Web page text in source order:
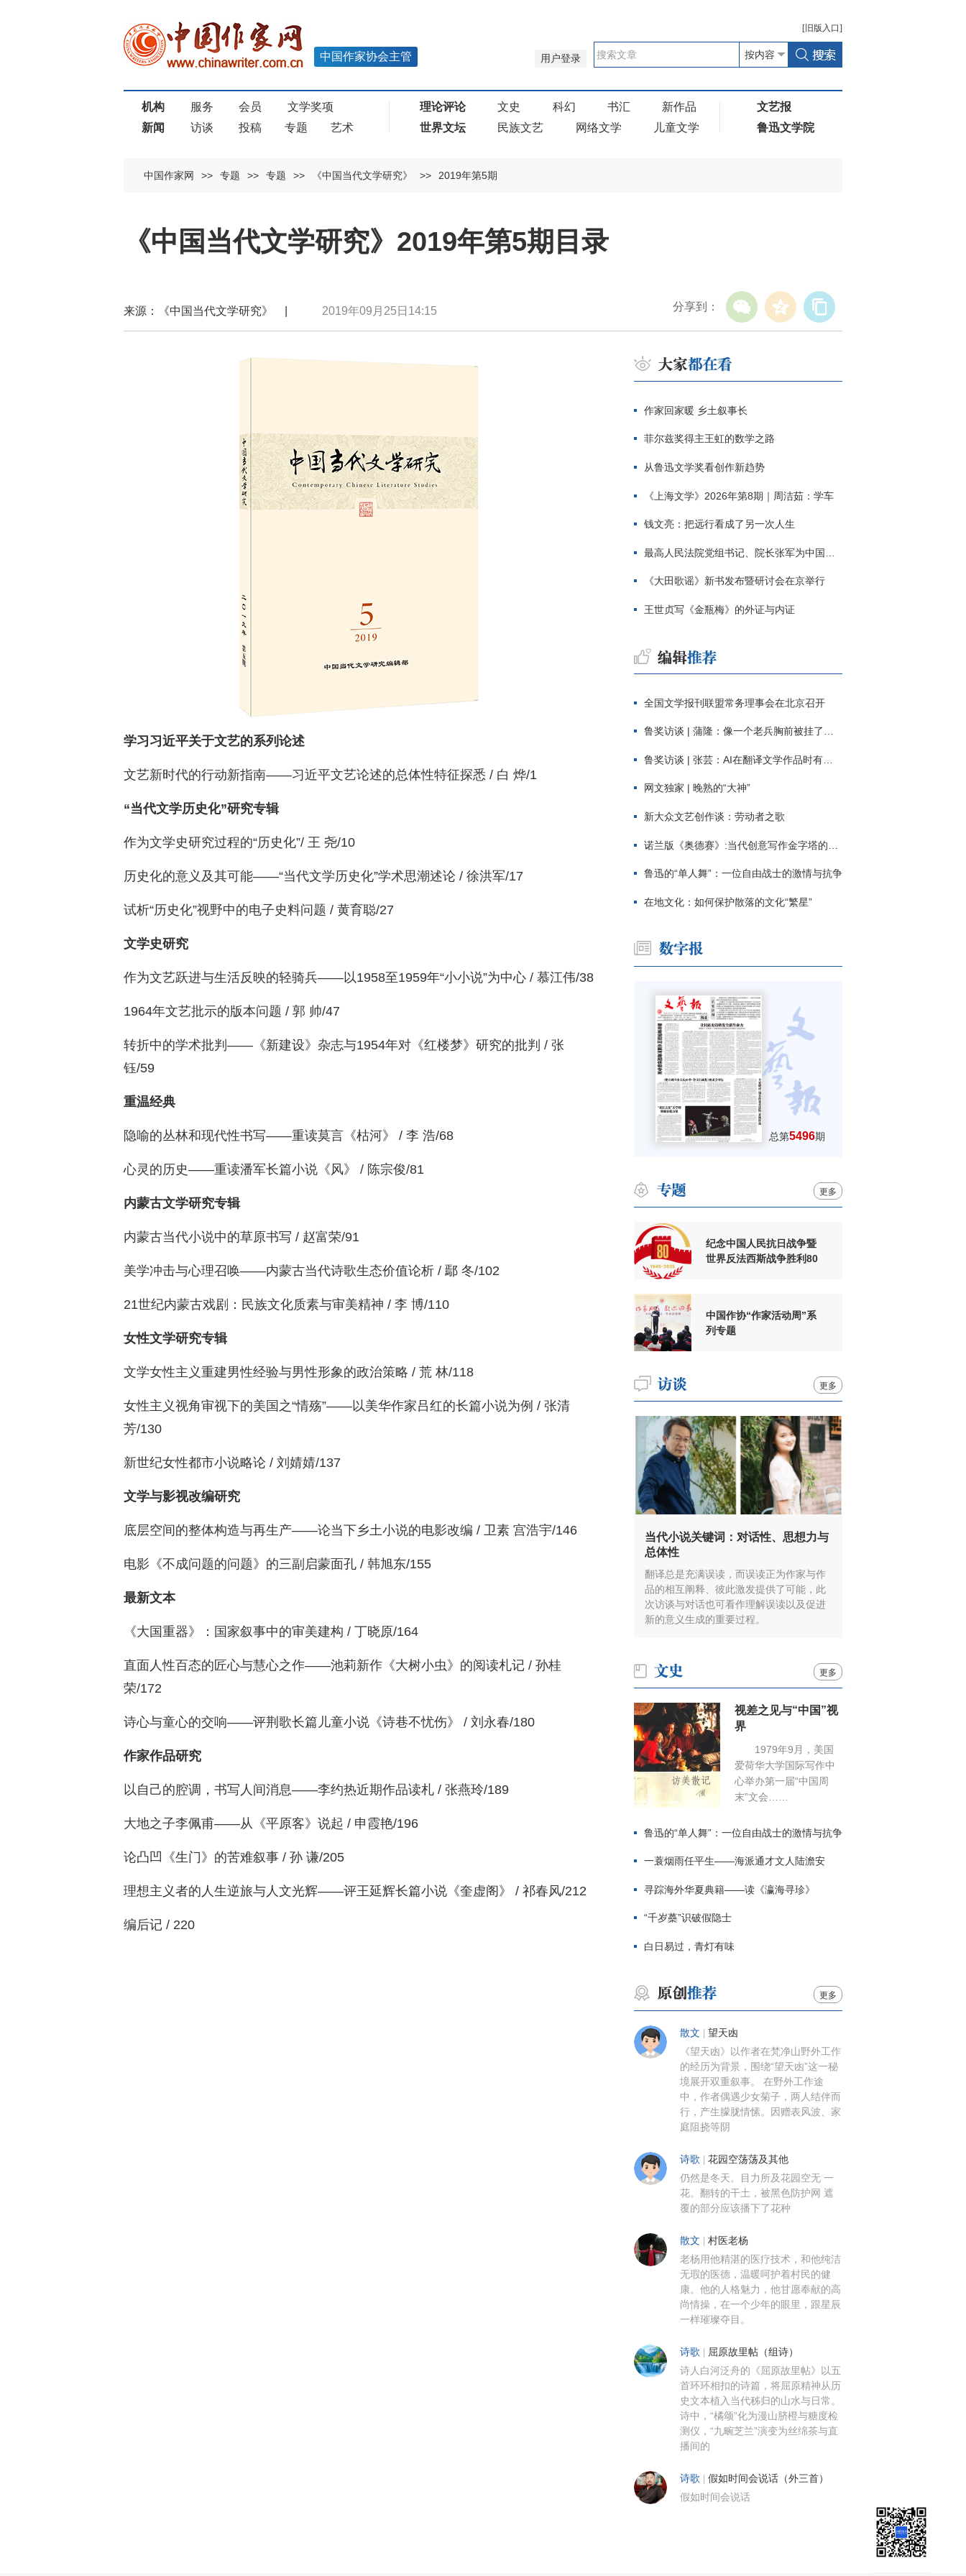
[ 旧版 入口]
用户登录
中国作家协会主管
机构 服务 会员
文学奖项
新闻
访谈 投稿 专题 艺术
理论评论 文史 科幻 书汇
新作品
世界文坛
民族文艺 网络文学 儿童文学
文艺报
鲁迅文学院
中国作家网 >> 专题 >> 专题 >> 《中国当代文学研究》 >> 2019年第5期
《中国当代文学研究》2019年第5期目录
分享到：
来源：《中国当代文学研究》 | 2019年09月25日14:15
学习习近平关于文艺的系列论述
文艺新时代的行动新指南——习近平文艺论述的总体性特征探悉 / 白 烨/1
“当代文学历史化”研究专辑
作为文学史研究过程的“历史化”/ 王 尧/10
历史化的意义及其可能——“当代文学历史化”学术思潮述论 / 徐洪军/17
试析“历史化”视野中的电子史料问题 / 黄育聪/27
文学史研究
作为文艺跃进与生活反映的轻骑兵——以1958至1959年“小小说”为中心 / 慕江伟/38
1964年文艺批示的版本问题 / 郭 帅/47
转折中的学术批判——《新建设》杂志与1954年对《红楼梦》研究的批判 / 张
钰/59
重温经典
隐喻的丛林和现代性书写——重读莫言《枯河》 / 李 浩/68
心灵的历史——重读潘军长篇小说《风》 / 陈宗俊/81
内蒙古文学研究专辑
内蒙古当代小说中的草原书写 / 赵富荣/91
美学冲击与心理召唤——内蒙古当代诗歌生态价值论析 / 鄢 冬/102
21世纪内蒙古戏剧：民族文化质素与审美精神 / 李 博/110
女性文学研究专辑
文学女性主义重建男性经验与男性形象的政治策略 / 荒 林/118
女性主义视角审视下的美国之“情殇”——以美华作家吕红的长篇小说为例 / 张清
芳/130
新世纪女性都市小说略论 / 刘婧婧/137
文学与影视改编研究
底层空间的整体构造与再生产——论当下乡土小说的电影改编 / 卫素 宫浩宇/146
电影《不成问题的问题》的三副启蒙面孔 / 韩旭东/155
最新文本
《大国重器》：国家叙事中的审美建构 / 丁晓原/164
直面人性百态的匠心与慧心之作——池莉新作《大树小虫》的阅读札记 / 孙桂
荣/172
诗心与童心的交响——评荆歌长篇儿童小说《诗巷不忧伤》 / 刘永春/180
作家作品研究
以自己的腔调，书写人间消息——李约热近期作品读札 / 张燕玲/189
大地之子李佩甫——从《平原客》说起 / 申霞艳/196
论凸凹《生门》的苦难叙事 / 孙 谦/205
理想主义者的人生逆旅与人文光辉——评王延辉长篇小说《奎虚阁》 / 祁春风/212
编后记 / 220
作家回家暖 乡土叙事长
菲尔兹奖得主王虹的数学之路
从鲁迅文学奖看创作新趋势
《上海文学》2026年第8期｜周洁茹：学车
钱文亮：把远行看成了另一次人生
最高人民法院党组书记、院长张军为中国作协干部大讲堂授课
《大田歌谣》新书发布暨研讨会在京举行
王世贞写《金瓶梅》的外证与内证
全国文学报刊联盟常务理事会在北京召开
鲁奖访谈 | 蒲隆：像一个老兵胸前被挂了一枚“红色英勇勋章”
鲁奖访谈 | 张芸：AI在翻译文学作品时有明显局限
网文独家 | 晚熟的“大神”
新大众文艺创作谈：劳动者之歌
诺兰版《奥德赛》:当代创意写作金字塔的宏伟与平庸
鲁迅的“单人舞”：一位自由战士的激情与抗争
在地文化：如何保护散落的文化“繁星”
总第5496期
更多
纪念中国人民抗日战争暨
世界反法西斯战争胜利80
中国作协“作家活动周”系
列专题
更多
当代小说关键词：对话性、思想力与
总体性
翻译总是充满误读，而误读正为作家与作
品的相互阐释、彼此激发提供了可能，此
次访谈与对话也可看作理解误读以及促进
新的意义生成的重要过程。
更多
视差之见与“中国”视
界
1979年9月，美国
爱荷华大学国际写作中
心举办第一届“中国周
末”文会……
鲁迅的“单人舞”：一位自由战士的激情与抗争
一蓑烟雨任平生——海派通才文人陆澹安
寻踪海外华夏典籍——读《瀛海寻珍》
“千岁蘽”识破假隐士
白日易过，青灯有味
更多
散文 望天凼
《望天凼》以作者在梵净山野外工作
的经历为背景，围绕“望天凼”这一秘
境展开双重叙事。 在野外工作途
中，作者偶遇少女菊子，两人结伴而
行，产生朦胧情愫。因赠表风波、家
庭阻挠等阴
诗歌 花园空荡荡及其他
仍然是冬天。目力所及花园空无 一
花。翻转的干土，被黑色防护网 遮
覆的部分应该播下了花种
散文 村医老杨
老杨用他精湛的医疗技术，和他纯洁
无瑕的医德，温暖呵护着村民的健
康。他的人格魅力，他甘愿奉献的高
尚情操，在一个少年的眼里，跟星辰
一样璀璨夺目。
诗歌 屈原故里帖（组诗）
诗人白河泛舟的《屈原故里帖》以五
首环环相扣的诗篇，将屈原精神从历
史文本植入当代秭归的山水与日常。
诗中，“橘颂”化为漫山脐橙与糖度检
测仪，“九畹芝兰”演变为丝绵茶与直
播间的
诗歌 假如时间会说话（外三首）
假如时间会说话